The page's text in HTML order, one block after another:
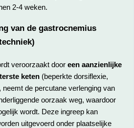
2-4 weken.
van de gastrocnemius
veroorzaakt door een aanzienlijke
keten(beperkte dorsiflexie,
de percutane verlenging van
oorzaak weg, waardoor
wordt. Deze ingreep kan
uitgevoerd onder plaatselijke